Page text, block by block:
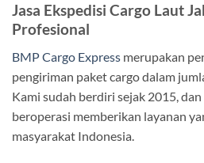
Jasa Ekspedisi Cargo Laut
Profesional
BMP Cargo Express merupakan
pengiriman paket cargo dalam
Kami sudah berdiri sejak 2015,
beroperasi memberikan layanan
masyarakat Indonesia.